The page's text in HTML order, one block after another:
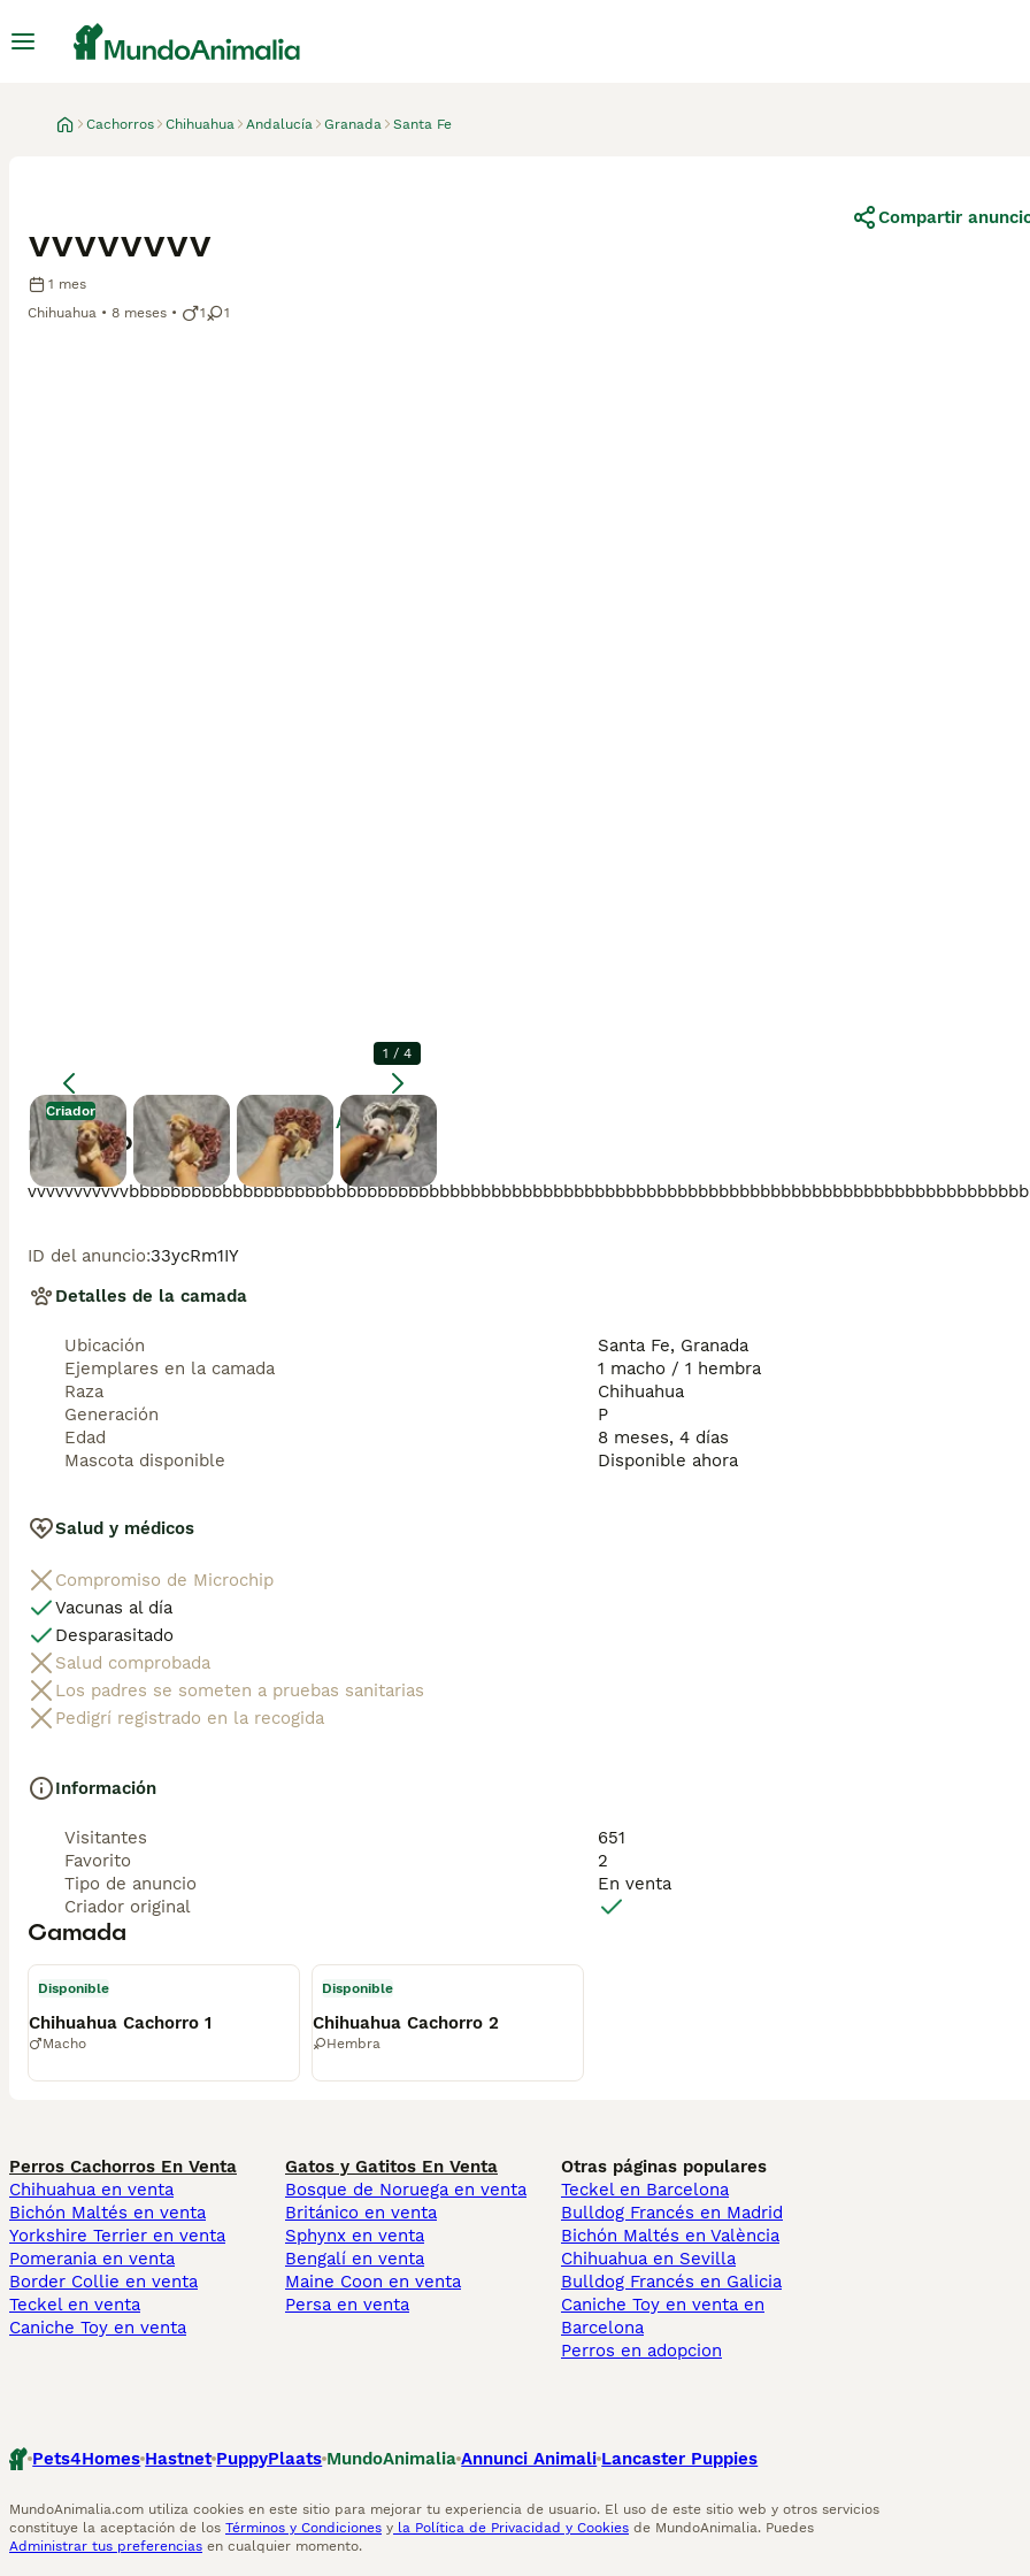
Cachorros Chihuahua Andalucía Granada Santa Fe
Criador
Agrandar
1 / 4
vvvvvvvv
1 mes
Chihuahua
8 meses 1 1
Compartir
Descripción
ID del anuncio:33ycRm1IY
Detalles de la camada
Ubicación
Santa Fe, Granada
Ejemplares en la camada
1 macho / 1 hembra
Raza
Chihuahua
Generación
P
Edad
8 meses, 4 días
Mascota disponible
Disponible ahora
Salud y médicos
Compromiso de Microchip
Vacunas al día
Desparasitado
Salud comprobada
Los padres se someten a pruebas sanitarias
Pedigrí registrado en la recogida
Información
Visitantes
651
Favorito
2
Tipo de anuncio
En venta
Criador original
Camada
Disponible
Chihuahua Cachorro 1
Macho
Disponible
Chihuahua Cachorro 2
Hembra
Perros Cachorros En Venta
Chihuahua en venta
Bichón Maltés en venta
Yorkshire Terrier en venta
Pomerania en venta
Border Collie en venta
Teckel en venta
Caniche Toy en venta
Gatos y Gatitos En Venta
Bosque de Noruega en venta
Británico en venta
Sphynx en venta
Bengalí en venta
Maine Coon en venta
Persa en venta
Otras páginas populares
Teckel en Barcelona
Bulldog Francés en Madrid
Bichón Maltés en València
Chihuahua en Sevilla
Bulldog Francés en Galicia
Caniche Toy en venta en
Barcelona
Perros en adopcion
Pets4Homes Hastnet PuppyPlaats MundoAnimalia Annunci Animali Lancaster Puppies
MundoAnimalia.com utiliza cookies en este sitio para mejorar tu experiencia de usuario. El uso de este sitio web y otros servicios
constituye la aceptación de los Términos y Condiciones y la Política de Privacidad y Cookies de MundoAnimalia. Puedes
Administrar tus preferencias en cualquier momento.